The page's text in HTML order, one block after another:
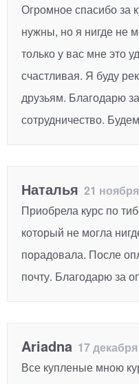
Огромное спасибо за
нужны, но я нигде не
только у вас мне это
счастливая. Я буду
друзьям. Благодарю
сотрудничество.
Наталья 21
Приобрела курс по
который не могла
порадовала. После
почту. Благодарю за
Ariadna 17
Все купленые мною